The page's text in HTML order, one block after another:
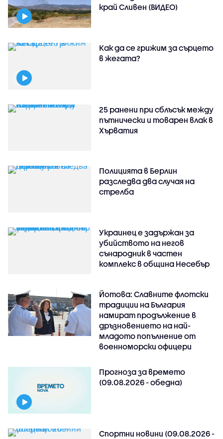
край Сливен (ВИДЕО)
Как да се грижим за сърцето
в жегата?
25 ранени при сблъсък между
пътнически и товарен влак в
Хърватия
Полицията в Берлин
разследва два случая на
стрелба
Украинец е задържан за
убийството на негов
сънародник в частен
комплекс в община Несебър
Йотова: Славните флотски
традиции на България
намират продължение в
дръзновението на най-
младото попълнение от
военноморски офицери
Прогноза за времето
(09.08.2026 - обедна)
Спортни новини (09.08.2026 -